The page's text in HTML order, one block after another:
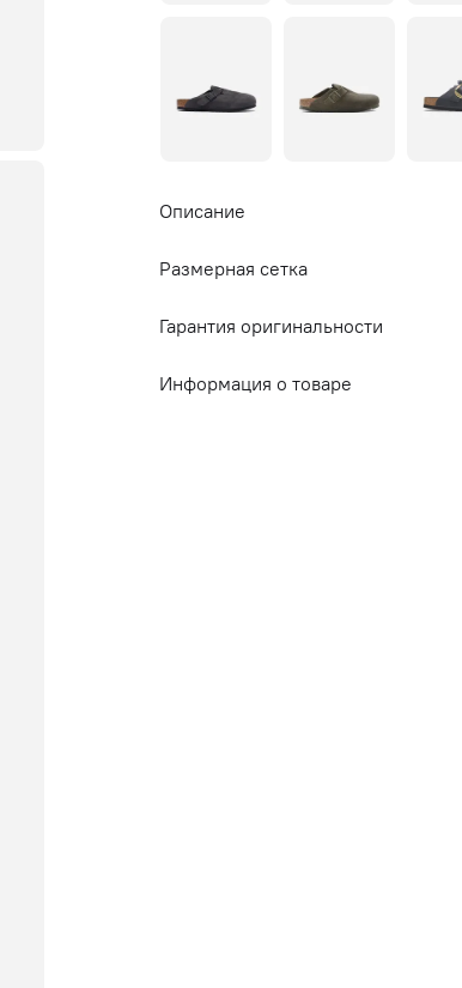
Описание
Размерная сетка
Гарантия оригинальности
Информация о товаре